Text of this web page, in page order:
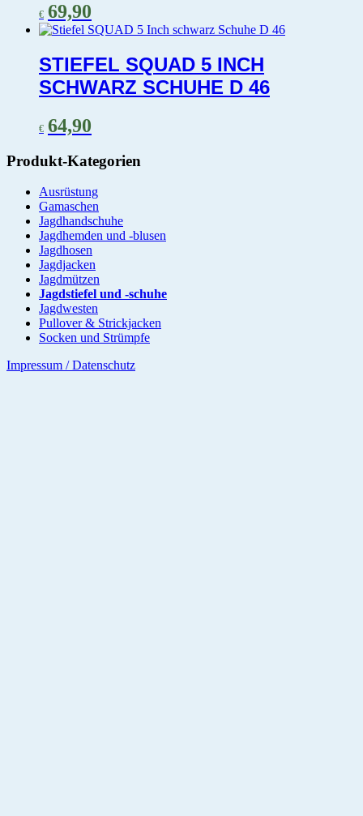
€ 69,90
STIEFEL SQUAD 5 INCH
SCHWARZ SCHUHE D 46
€ 64,90
Produkt-Kategorien
Ausrüstung
Gamaschen
Jagdhandschuhe
Jagdhemden und -blusen
Jagdhosen
Jagdjacken
Jagdmützen
Jagdstiefel und -schuhe
Jagdwesten
Pullover & Strickjacken
Socken und Strümpfe
Impressum / Datenschutz